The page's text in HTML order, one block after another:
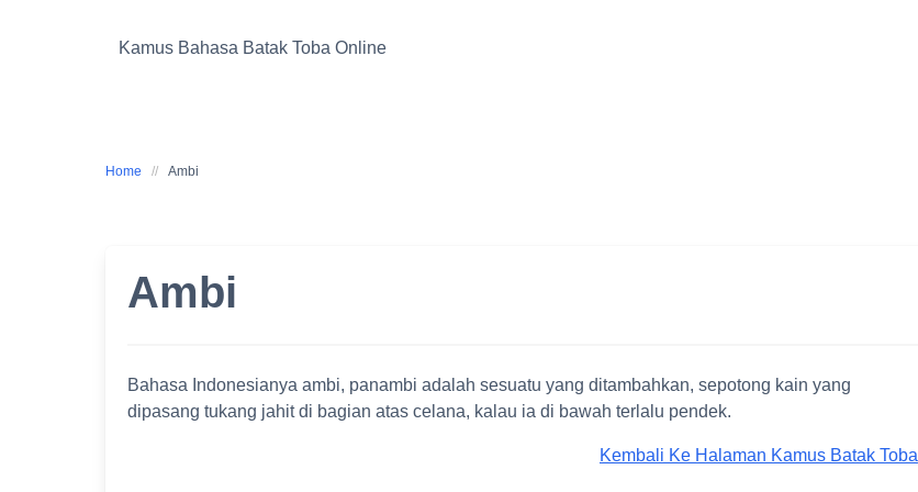
Kamus Bahasa Batak Toba Online
Home Ambi
Ambi
Bahasa Indonesianya ambi, panambi adalah sesuatu yang ditambahkan, sepotong kain yang
dipasang tukang jahit di bagian atas celana, kalau ia di bawah terlalu pendek.
Kembali Ke Halaman Kamus Batak Toba